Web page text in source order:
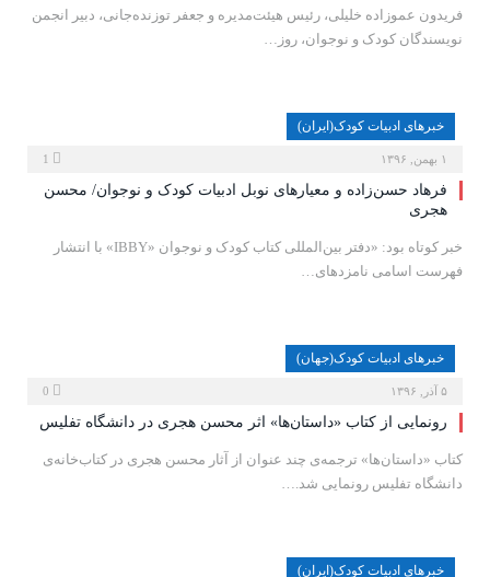
فریدون عموزاده خلیلی، رئیس هیئت‌مدیره‌ و جعفر توزنده‌جانی، دبیر انجمن
نویسندگان کودک و نوجوان، روز…
خبرهای ادبیات کودک(ایران)
۱ بهمن, ۱۳۹۶
فرهاد حسن‌زاده و معیارهای نوبل ادبیات کودک و نوجوان/ محسن
هجری
خبر کوتاه بود: «دفتر بین‌المللی کتاب کودک و نوجوان «IBBY» با انتشار
فهرست اسامی نامزدهای…
خبرهای ادبیات کودک(جهان)
۵ آذر, ۱۳۹۶
رونمایی از کتاب «داستان‌ها» اثر محسن هجری در دانشگاه تفلیس
کتاب «داستان‌ها» ترجمه‌ی چند عنوان از آثار محسن هجری در کتاب‌خانه‌ی
دانشگاه تفلیس رونمایی شد.…
خبرهای ادبیات کودک(ایران)